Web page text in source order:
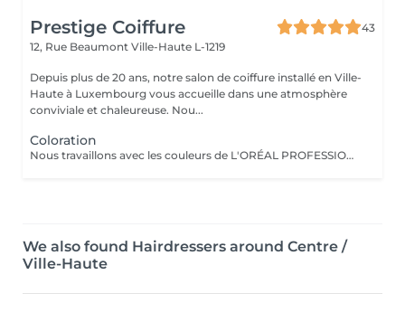
Prestige Coiffure
43
12, Rue Beaumont Ville-Haute L-1219
Depuis plus de 20 ans, notre salon de coiffure installé en Ville-
Haute à Luxembourg vous accueille dans une atmosphère
conviviale et chaleureuse. Nou...
Coloration
Nous travaillons avec les couleurs de L'ORÉAL PROFESSIONNEL
We also found Hairdressers around Centre /
Ville-Haute